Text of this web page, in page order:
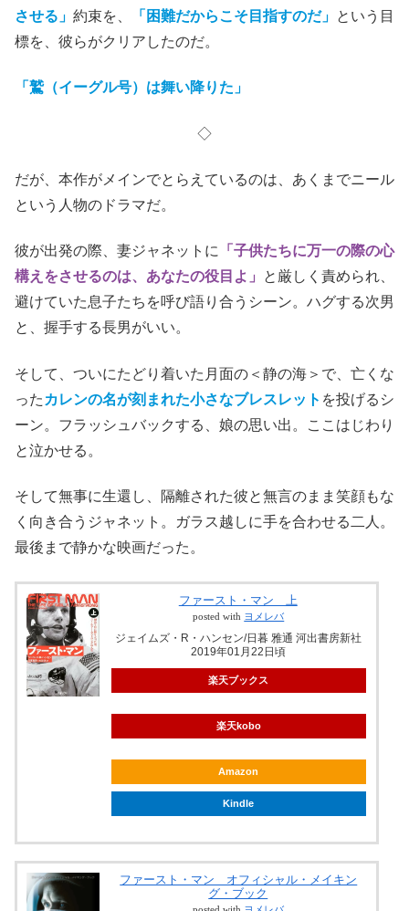
させる」 約束を、 「困難だからこそ目指すのだ」 という目
標を、彼らがクリアしたのだ。
「鷲（イーグル号）は舞い降りた」
◇
だが、本作がメインでとらえているのは、あくまでニール
という人物のドラマだ。
彼が出発の際、妻ジャネットに
「子供たちに万一の際の心
構えをさせるのは、あなたの役目よ」
と厳しく責められ、
避けていた息子たちを呼び語り合うシーン。ハグする次男
と、握手する長男がいい。
そして、ついにたどり着いた月面の＜静の海＞で、亡くな
った カレンの名が刻まれた小さなブレスレット を投げるシ
ーン。フラッシュバックする、娘の思い出。ここはじわり
と泣かせる。
そして無事に生還し、隔離された彼と無言のまま笑顔もな
く向き合うジャネット。ガラス越しに手を合わせる二人。
最後まで静かな映画だった。
ファースト・マン 上
posted with ヨメレバ
ジェイムズ・R・ハンセン/日暮 雅通 河出書房新社
2019年01月22日頃
楽天ブックス
楽天kobo
Amazon
Kindle
ファースト・マン オフィシャル・メイキン
グ・ブック